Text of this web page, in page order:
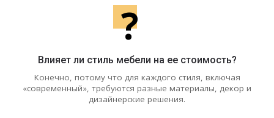
?
Влияет ли стиль мебели на ее стоимость?
Конечно, потому что для каждого стиля, включая
«современный», требуются разные материалы, декор и
дизайнерские решения.